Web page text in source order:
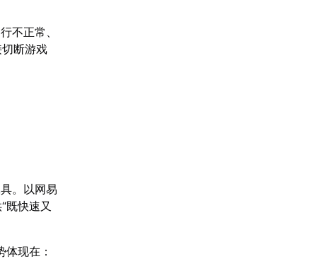
不正常、
断游戏
。以网易
既快速又
现在：